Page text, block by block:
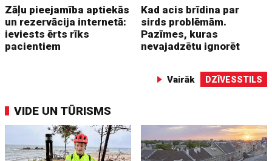
Zāļu pieejamība aptiekās
un rezervācija internetā:
ieviests ērts rīks
pacientiem
Kad acis brīdina par
sirds problēmām.
Pazīmes, kuras
nevajadzētu ignorēt
Vairāk DZĪVESSTILS
VIDE UN TŪRISMS